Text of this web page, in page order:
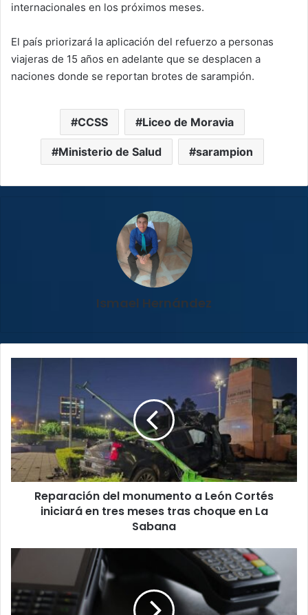
internacionales en los próximos meses.
El país priorizará la aplicación del refuerzo a personas
viajeras de 15 años en adelante que se desplacen a
naciones donde se reportan brotes de sarampión.
CCSS Liceo de Moravia
Ministerio de Salud sarampion
Ismael Hernández
Reparación
monumento
León
Cortés
iniciará
en
tres
meses
La
Sabana
Reparación del monumento a León Cortés
iniciará en tres meses tras choque en La
Sabana
Crecen
usuarios
de
tarjetas
que